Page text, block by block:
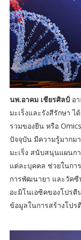
นพ.อาคม เชียรศิลป์ อ
มะเร็งและรังสีรักษา ไ
รวมของยีน หรือ
ปัจจุบัน มีความรู้มากม
มะเร็ง สนับสนุนแผนก
แต่ละบุคคล ช่วยในกา
การพัฒนายา และวัคซี
อะมิโนเอซิคของโปร
ข้อมูลในการสร้างโปร